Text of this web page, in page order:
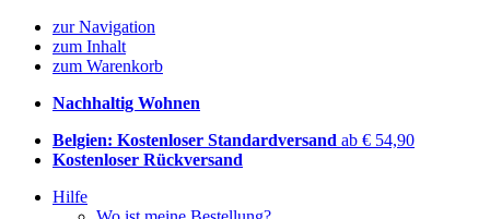
zur Navigation
zum Inhalt
zum Warenkorb
Nachhaltig Wohnen
Belgien: Kostenloser Standardversand ab € 54,90
Kostenloser Rückversand
Hilfe